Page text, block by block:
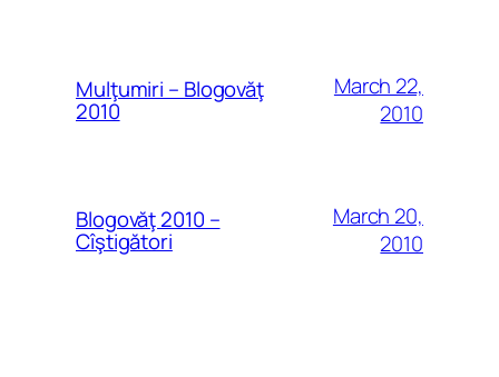
Mulţumiri – Blogovăţ
2010
March 22,
2010
Blogovăţ 2010 –
Cîştigători
March 20,
2010